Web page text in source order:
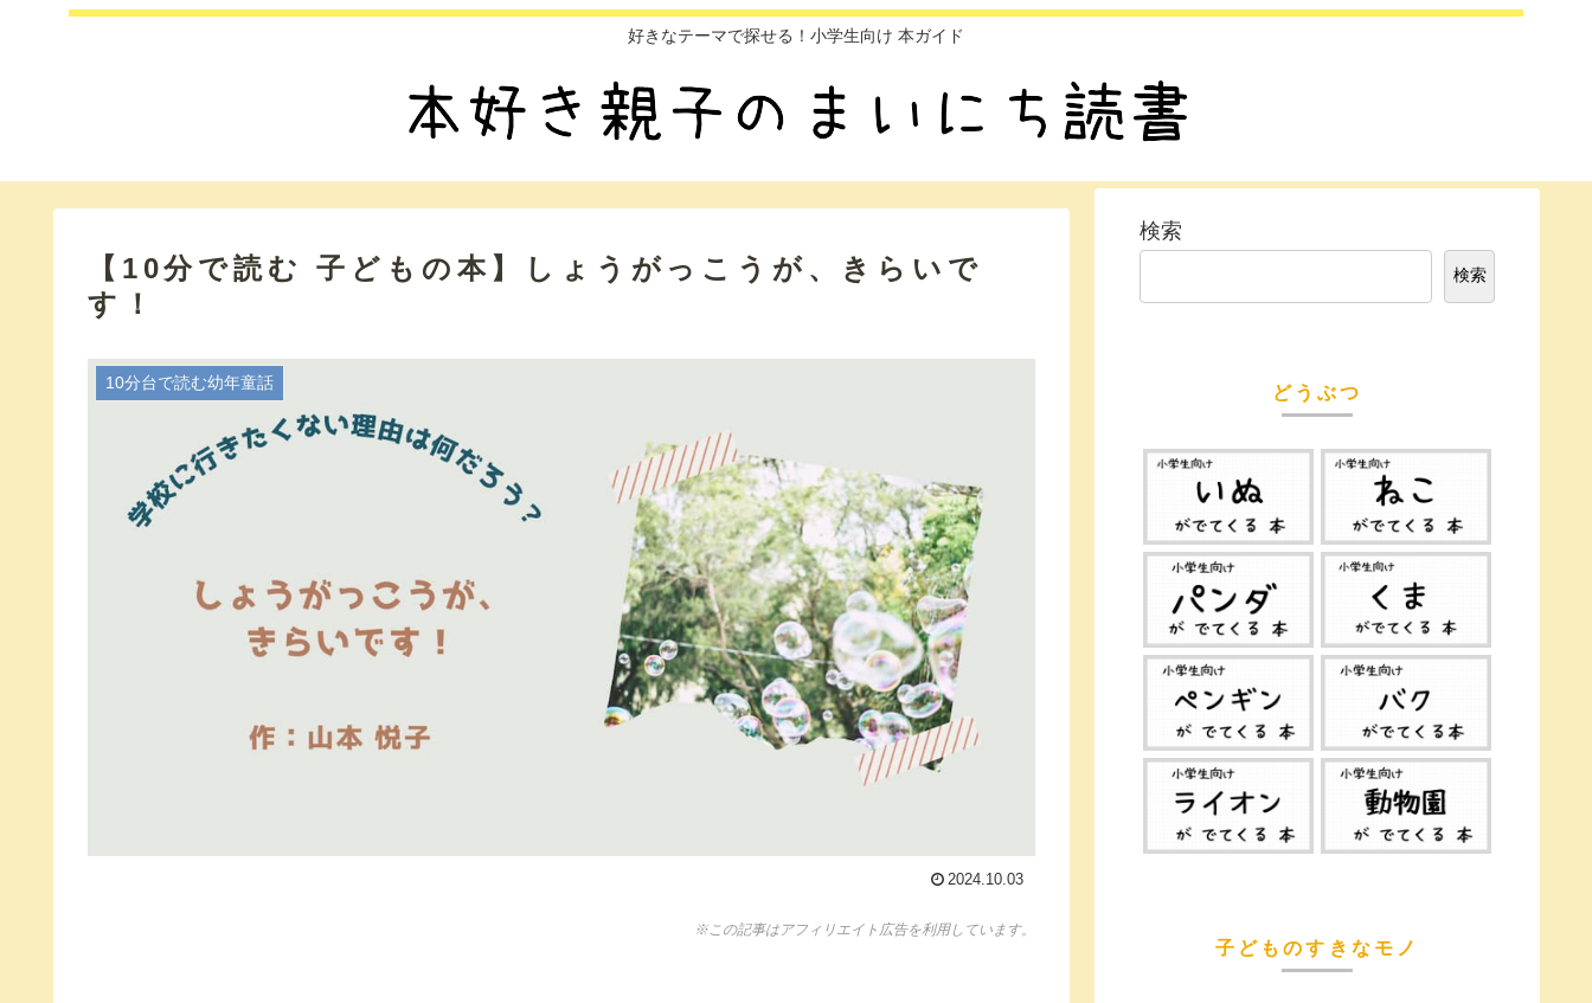
好きなテーマで探せる！小学生向け 本ガイド
【10分で読む 子どもの本】しょうがっこうが、きらいで
す！
10分台で読む幼年童話
2024.10.03
※この記事はアフィリエイト広告を利用しています。
検索
検索
どうぶつ
子どものすきなモノ